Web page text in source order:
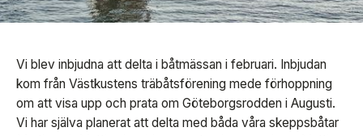
Vi blev inbjudna att delta i båtmässan i februari. Inbjudan
kom från Västkustens träbåtsförening mede förhoppning
om att visa upp och prata om Göteborgsrodden i Augusti.
Vi har själva planerat att delta med båda våra skeppsbåtar